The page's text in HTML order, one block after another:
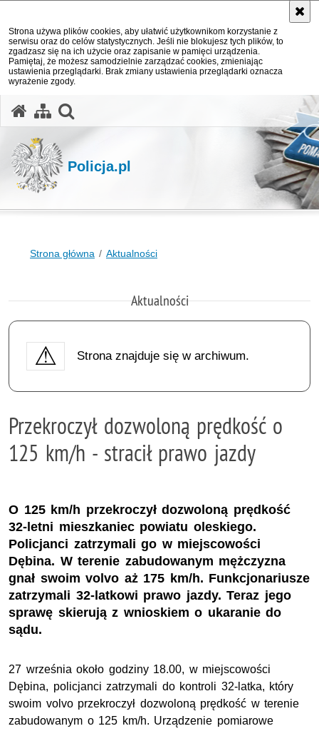
Strona używa plików cookies, aby ułatwić użytkownikom korzystanie z
serwisu oraz do celów statystycznych. Jeśli nie blokujesz tych plików, to
zgadzasz się na ich użycie oraz zapisanie w pamięci urządzenia.
Pamiętaj, że możesz samodzielnie zarządzać cookies, zmieniając
ustawienia przeglądarki. Brak zmiany ustawienia przeglądarki oznacza
wyrażenie zgody.
Policja.pl
Strona główna Aktualności
Aktualności
Strona znajduje się w archiwum.
Przekroczył dozwoloną prędkość o
125 km/h - stracił prawo jazdy
O 125 km/h przekroczył dozwoloną prędkość
32-letni mieszkaniec powiatu oleskiego.
Policjanci zatrzymali go w miejscowości
Dębina. W terenie zabudowanym mężczyzna
gnał swoim volvo aż 175 km/h. Funkcjonariusze
zatrzymali 32-latkowi prawo jazdy. Teraz jego
sprawę skierują z wnioskiem o ukaranie do
sądu.
27 września około godziny 18.00, w miejscowości
Dębina, policjanci zatrzymali do kontroli 32-latka, który
swoim volvo przekroczył dozwoloną prędkość w terenie
zabudowanym o 125 km/h. Urządzenie pomiarowe